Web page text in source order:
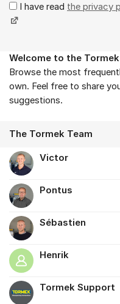
I have read the privacy
About the forum
Welcome to the Tormek
Browse the most
own. Feel free to share
suggestions.
The Tormek Team
Victor
Pontus
Sébastien
Henrik
Tormek Support